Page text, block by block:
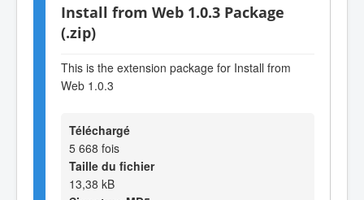
Install from Web 1.0.3 Package
(.zip)
This is the extension package for Install from
Web 1.0.3
Téléchargé
5 668 fois
Taille du fichier
13,38 kB